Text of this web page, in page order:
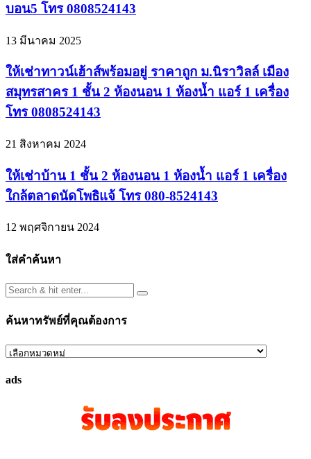
บอน5 โทร 0808524143
13 มีนาคม 2025
ให้เช่าทาวน์เฮ้าส์พร้อมอยู่ ราคาถูก ม.นิราวิลล์ เมือง
สมุทรสาคร 1 ชั้น 2 ห้องนอน 1 ห้องน้ำ แอร์ 1 เครื่อง
โทร 0808524143
21 สิงหาคม 2024
ให้เช่าบ้าน 1 ชั้น 2 ห้องนอน 1 ห้องน้ำ แอร์ 1 เครื่อง
ใกล้ตลาดนัดโพธิแจ้ โทร 080-8524143
12 พฤศจิกายน 2024
ใส่คำค้นหา
ค้นหาทรัพย์ที่คุณต้องการ
ค้นหา
ที่
ads